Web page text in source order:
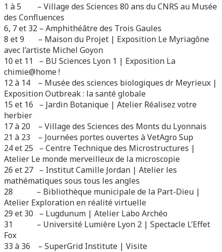
1 à 5 – Village des Sciences 80 ans du CNRS au Musée
des Confluences
6, 7 et 32 – Amphithéâtre des Trois Gaules
8 et 9 – Maison du Projet | Exposition Le Myriagône
avec l’artiste Michel Goyon
10 et 11 – BU Sciences Lyon 1 | Exposition La
chimie@home !
12 à 14 – Musée des sciences biologiques dr Meyrieux |
Exposition Outbreak : la santé globale
15 et 16 – Jardin Botanique | Atelier Réalisez votre
herbier
17 à 20 – Village des Sciences des Monts du Lyonnais
21 à 23 – Journées portes ouvertes à VetAgro Sup
24 et 25 – Centre Technique des Microstructures |
Atelier Le monde merveilleux de la microscopie
26 et 27 – Institut Camille Jordan | Atelier les
mathématiques sous tous les angles
28 – Bibliothèque municipale de la Part-Dieu |
Atelier Exploration en réalité virtuelle
29 et 30 – Lugdunum | Atelier Labo Archéo
31 – Université Lumière Lyon 2 | Spectacle L’Effet
Fox
33 à 36 – SuperGrid Institute | Visite